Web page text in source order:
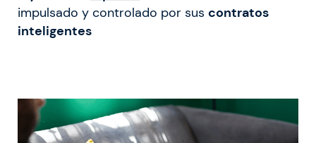
impulsado y controlado por sus contratos
inteligentes